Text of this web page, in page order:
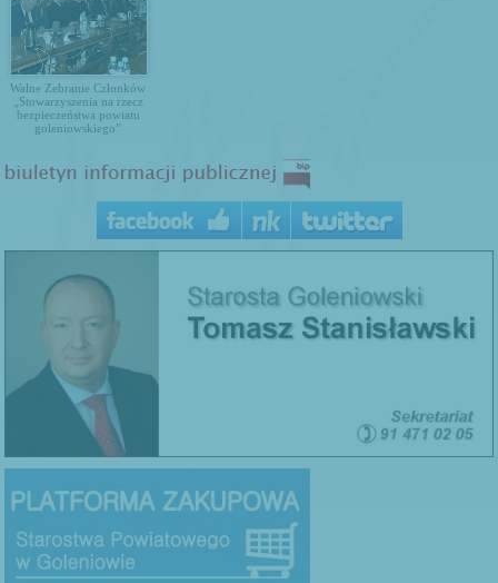
Walne Zebranie Członków
„Stowarzyszenia na rzecz
bezpieczeństwa powiatu
goleniowskiego”